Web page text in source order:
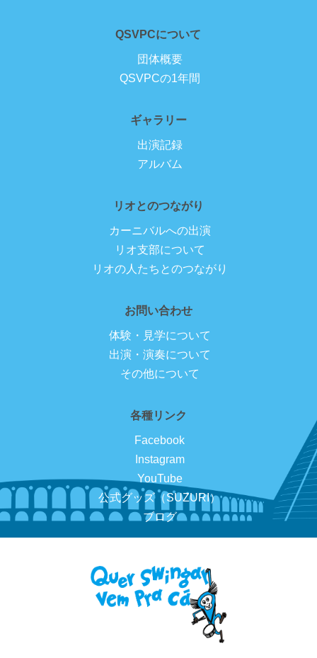
QSVPCについて
団体概要
QSVPCの1年間
ギャラリー
出演記録
アルバム
リオとのつながり
カーニバルへの出演
リオ支部について
リオの人たちとのつながり
お問い合わせ
体験・見学について
出演・演奏について
その他について
各種リンク
Facebook
Instagram
YouTube
公式グッズ（SUZURI）
ブログ